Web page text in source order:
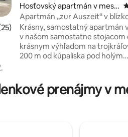
ohodnotenie 5 z 5, počet
Hosťovský apartmán v mest
e Illmensee
Apartmán „zur Auszeit“ v
Bodamského jazera Ch, A
Krásny, samostatný apartmán
v našom samostatne stojacom
krásnym výhľadom na
200 m od kúpaliska pod holým
pozývajú spoznať našu oblasť.
je veľmi dobrým
prenájmy v